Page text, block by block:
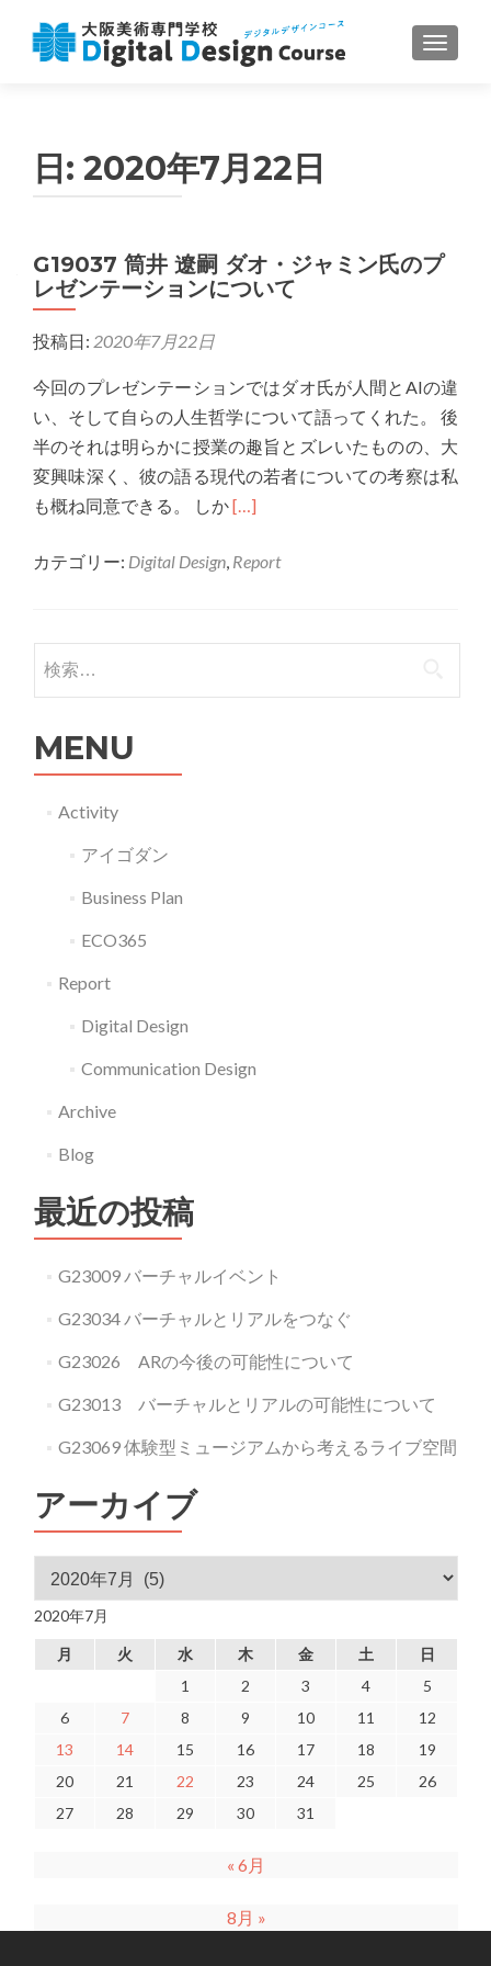
ナビゲ
日: 2020年7月22日
G19037 筒井 遼嗣 ダオ・ジャミン氏のプ
レゼンテーションについて
投稿日: 2020年7月22日
今回のプレゼンテーションではダオ氏が人間とAIの違
い、そして自らの人生哲学について語ってくれた。 後
半のそれは明らかに授業の趣旨とズレいたものの、大
変興味深く、彼の語る現代の若者についての考察は私
も概ね同意できる。 しかRead
about
ン
つ
て
[…]
カテゴリー: Digital Design, Report
検索:
MENU
Activity
アイゴダン
Business Plan
ECO365
Report
Digital Design
Communication Design
Archive
Blog
最近の投稿
G23009 バーチャルイベント
G23034 バーチャルとリアルをつなぐ
G23026 ARの今後の可能性について
G23013 バーチャルとリアルの可能性について
G23069 体験型ミュージアムから考えるライブ空間
アーカイブ
アーカイブ
2020年7月
月 火 水 木 金 土
日
1
2 3 4
5
6
7 8 9 10 11
12
13
14 15 16 17 18
19
20
21 22 23 24 25
26
27
28 29 30 31
« 6月
8月 »